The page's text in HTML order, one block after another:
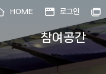
HOME 로그인
참여공간